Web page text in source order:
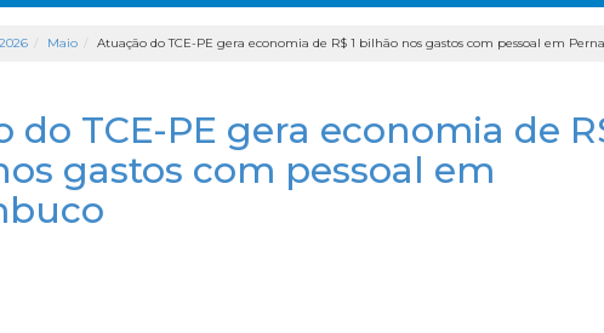
2026 Maio Atuação do TCE-PE gera economia de R$ 1 bilhão nos gastos com pessoal em
do TCE-PE gera economia de
gastos com pessoal em